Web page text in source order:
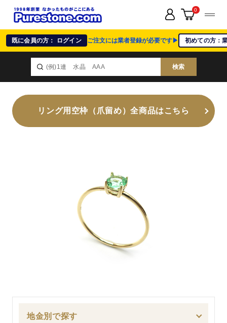
既に会員の方： ログイン ご注文には業者登録が必要です▶ 初めての方：
検索
0
リング用空枠（爪留め）全商品はこちら
地金別で探す